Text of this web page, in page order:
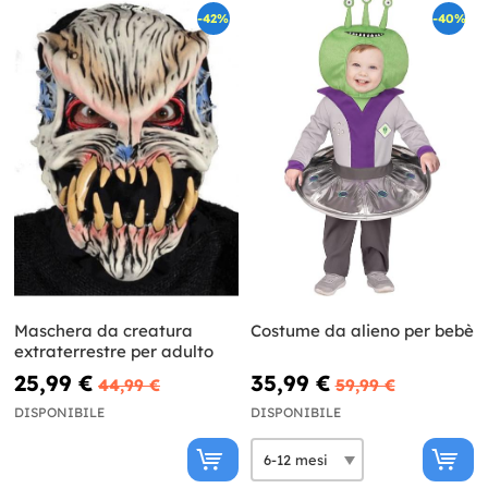
-42%
Maschera da creatura
extraterrestre per adulto
25,99 € 44,99 €
DISPONIBILE
-40%
Costume da alieno per bebè
35,99 € 59,99 €
DISPONIBILE